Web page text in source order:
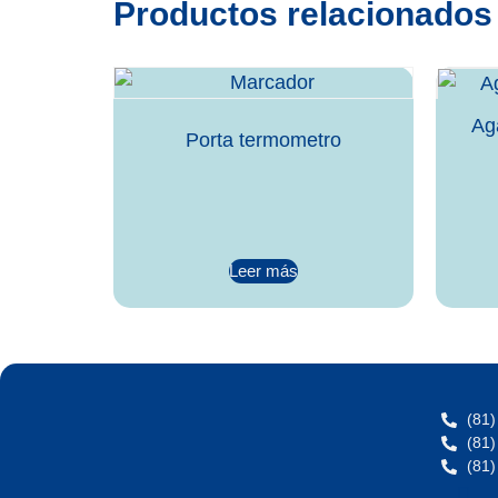
Productos relacionados
Porta termometro
Leer más